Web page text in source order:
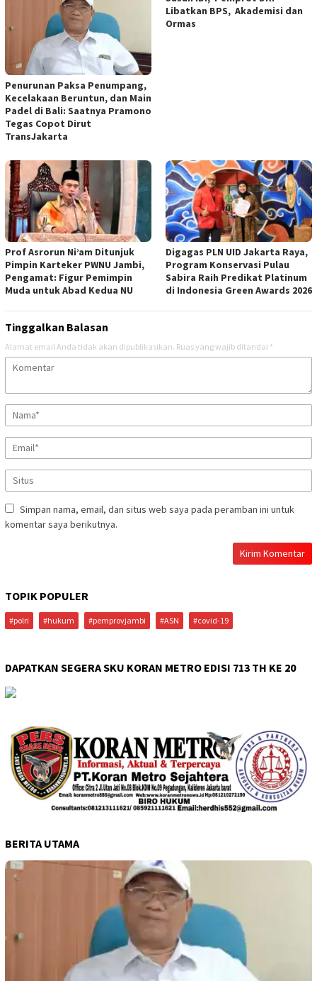
Penurunan Paksa Penumpang,
Kecelakaan Beruntun, dan Main
Padel di Bali: Saatnya Pramono
Tegas Copot Dirut
TransJakarta
Libatkan BPS, Akademisi dan
Ormas
Prof Asrorun Ni’am Ditunjuk
Pimpin Karteker PWNU Jambi,
Pengamat: Figur Pemimpin
Muda untuk Abad Kedua NU
Digagas PLN UID Jakarta Raya,
Program Konservasi Pulau
Sabira Raih Predikat Platinum
di Indonesia Green Awards 2026
Tinggalkan Balasan
Alamat email Anda tidak akan dipublikasikan. Ruas yang wajib ditandai *
Simpan nama, email, dan situs web saya pada peramban ini untuk
komentar saya berikutnya.
TOPIK POPULER
#polri #hukum #pemprovjambi #ASN #covid-19
DAPATKAN SEGERA SKU KORAN METRO EDISI 713 TH KE 20
BERITA UTAMA